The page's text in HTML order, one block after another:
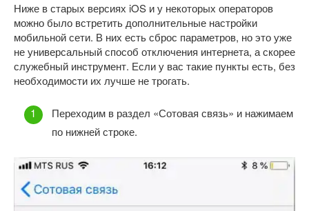
Ниже в старых версиях iOS и у некоторых операторов
можно было встретить дополнительные настройки
мобильной сети. В них есть сброс параметров, но это уже
не универсальный способ отключения интернета, а скорее
служебный инструмент. Если у вас такие пункты есть, без
необходимости их лучше не трогать.
Переходим в раздел «Сотовая связь» и нажимаем
по нижней строке.